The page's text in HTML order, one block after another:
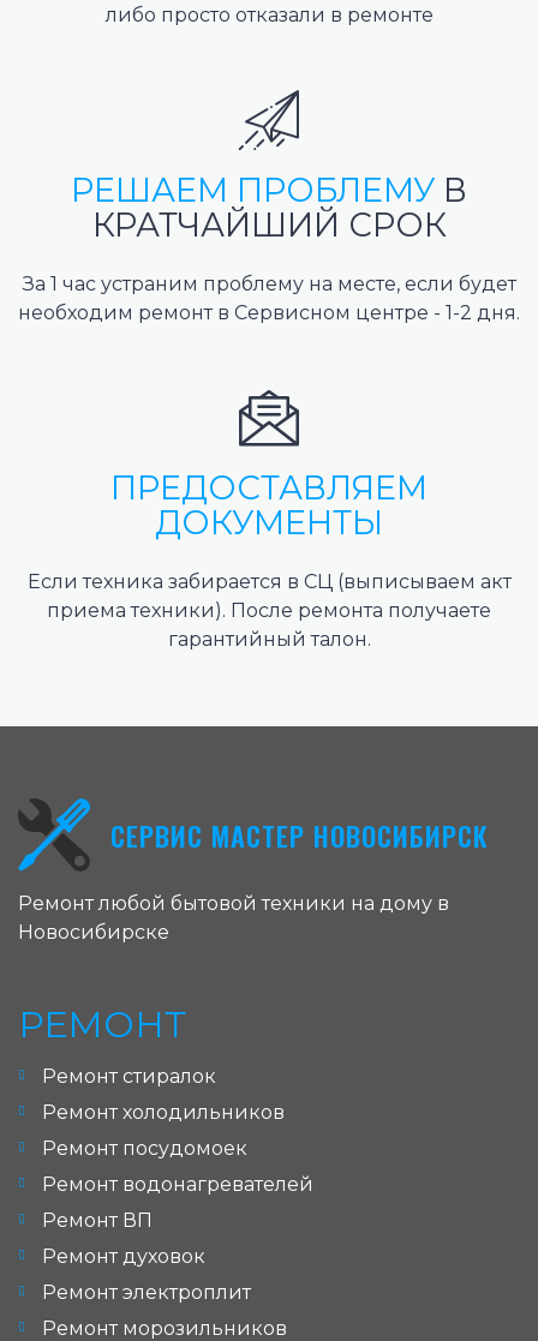
либо просто отказали в ремонте
РЕШАЕМ ПРОБЛЕМУ В
КРАТЧАЙШИЙ СРОК
За 1 час устраним проблему на месте, если будет
необходим ремонт в Сервисном центре - 1-2 дня.
ПРЕДОСТАВЛЯЕМ
ДОКУМЕНТЫ
Если техника забирается в СЦ (выписываем акт
приема техники). После ремонта получаете
гарантийный талон.
СЕРВИС МАСТЕР НОВОСИБИРСК
Ремонт любой бытовой техники на дому в
Новосибирске
РЕМОНТ
Ремонт стиралок
Ремонт холодильников
Ремонт посудомоек
Ремонт водонагревателей
Ремонт ВП
Ремонт духовок
Ремонт электроплит
Ремонт морозильников